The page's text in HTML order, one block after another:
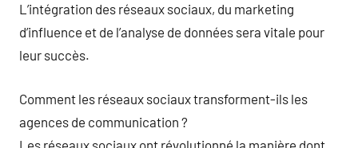
L’intégration des réseaux sociaux, du marketing
d’influence et de l’analyse de données sera vitale pour
leur succès.
Comment les réseaux sociaux transforment-ils les
agences de communication ?
Les réseaux sociaux ont révolutionné la manière dont